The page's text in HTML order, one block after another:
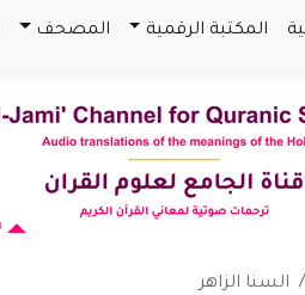
المكتبة الرقمية المصحف
السنا الزاهر